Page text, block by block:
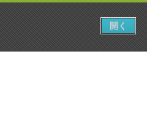
開く